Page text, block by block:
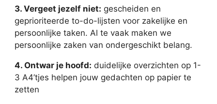
3. Vergeet jezelf niet: gescheiden en
geprioriteerde to-do-lijsten voor zakelijke en
persoonlijke taken. Al te vaak maken we
persoonlijke zaken van ondergeschikt belang.
4. Ontwar je hoofd: duidelijke overzichten op 1-
3 A4’tjes helpen jouw gedachten op papier te
zetten